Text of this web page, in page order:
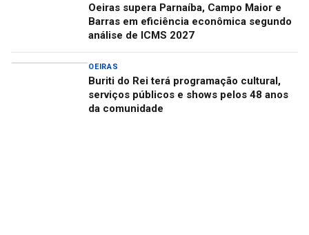
Oeiras supera Parnaíba, Campo Maior e
Barras em eficiência econômica segundo
análise de ICMS 2027
OEIRAS
Buriti do Rei terá programação cultural,
serviços públicos e shows pelos 48 anos
da comunidade